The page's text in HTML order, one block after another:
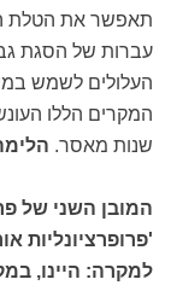
עברות של הסגת
העלולים לשמש
שנות מאסר.
המובן השני של
'פרופרציונליות
למקרה: היינו,